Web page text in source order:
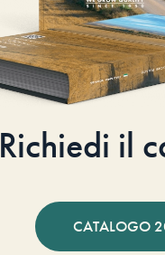
Richiedi il
CATALOGO